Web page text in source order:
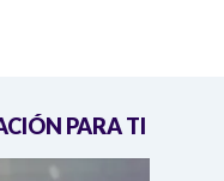
PARA TI